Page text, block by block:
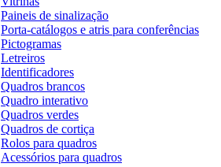
Paineis de sinalização
Porta-catálogos e atris para conferências
Pictogramas
Letreiros
Identificadores
Quadros brancos
Quadro interativo
Quadros verdes
Quadros de cortiça
Rolos para quadros
Acessórios para quadros